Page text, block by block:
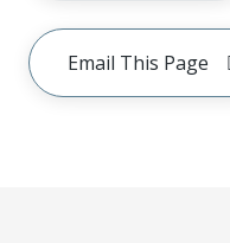
Email This Page